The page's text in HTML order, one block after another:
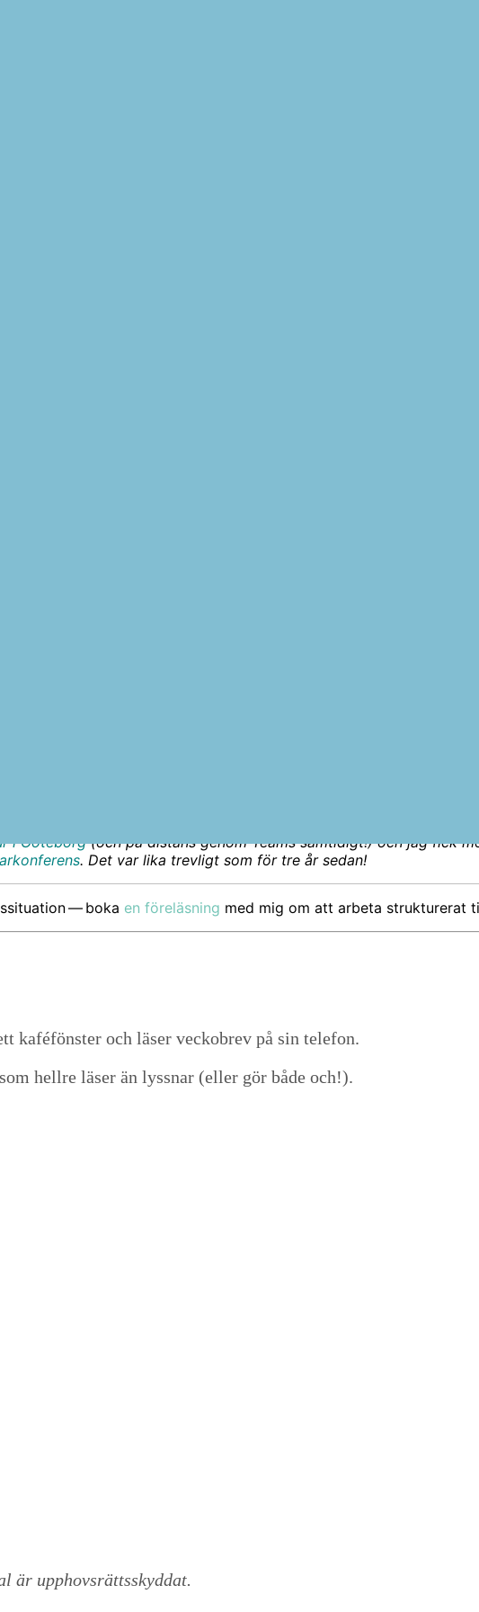
och få en skönare sommar
du ska vara ledig?
i Göte­borg(och på dis­tans genom Teams sam­tidigt!) och jag fick
. Det var lika trevligt som för tre år sedan!
— boka en föreläs­ning med mig om att arbe­ta struk­tur­erat
hellre läser än lyssnar (eller gör både och!).
är upphovsrättsskyddat.